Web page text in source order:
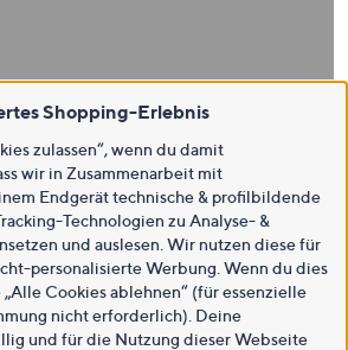
Shopping-Erlebnis
zulassen“, wenn du damit
wir in Zusammenarbeit mit
Endgerät technische & profilbildende
Technologien zu Analyse- &
und auslesen. Wir nutzen diese für
personalisierte Werbung. Wenn du dies
Cookies ablehnen“ (für essenzielle
nicht erforderlich). Deine
und für die Nutzung dieser Webseite